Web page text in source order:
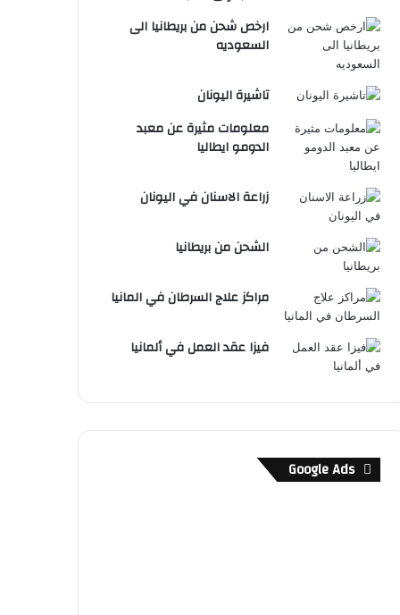
ارخص شحن من بريطانيا الى
السعوديه
تاشيرة اليونان
معلومات مثيرة عن معبد
الدومو ايطاليا
زراعة الاسنان في اليونان
الشحن من بريطانيا
مراكز علاج السرطان في المانيا
فيزا عقد العمل في ألمانيا
Google Ads